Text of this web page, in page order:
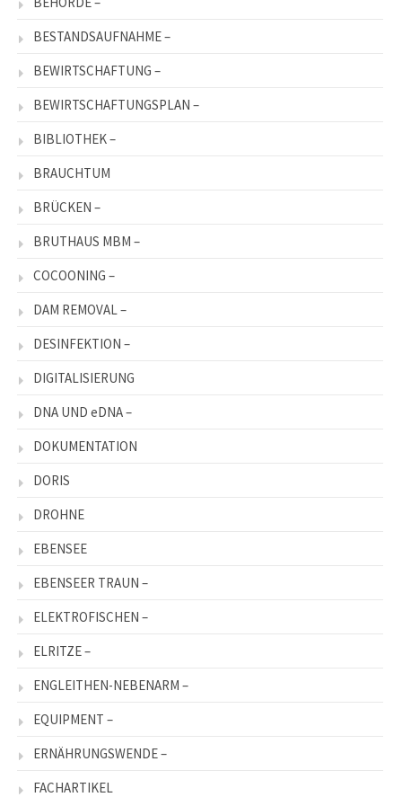
BESTANDSAUFNAHME –
BEWIRTSCHAFTUNG –
BEWIRTSCHAFTUNGSPLAN –
BIBLIOTHEK –
BRAUCHTUM
BRÜCKEN –
BRUTHAUS MBM –
COCOONING –
DAM REMOVAL –
DESINFEKTION –
DIGITALISIERUNG
DNA UND eDNA –
DOKUMENTATION
DORIS
DROHNE
EBENSEE
EBENSEER TRAUN –
ELEKTROFISCHEN –
ELRITZE –
ENGLEITHEN-NEBENARM –
EQUIPMENT –
ERNÄHRUNGSWENDE –
FACHARTIKEL